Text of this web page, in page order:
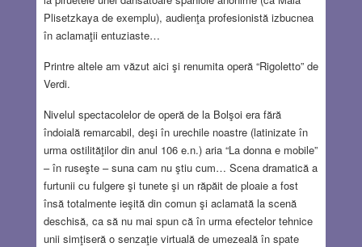
Plisetzkaya de exemplu), audienţa profesionistă izbucnea
în aclamaţii entuziaste…
Printre altele am văzut aici şi renumita operă “Rigoletto” de
Verdi.
Nivelul spectacolelor de operă de la Bolşoi era fără
îndoială remarcabil, deşi în urechile noastre (latinizate în
urma ostilităţilor din anul 106 e.n.) aria “La donna e mobile”
– în ruseşte – suna cam nu ştiu cum… Scena dramatică a
furtunii cu fulgere şi tunete şi un răpăit de ploaie a fost
însă totalmente ieşită din comun şi aclamată la scenă
deschisă, ca să nu mai spun că în urma efectelor tehnice
unii simţiseră o senzaţie virtuală de umezeală în spate